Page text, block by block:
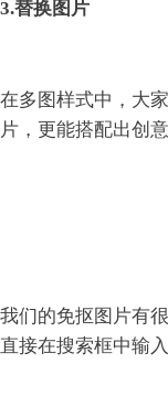
3.替换图片
在多图样式中，大
片，更能搭配出创意
我们的免抠图片有
直接在搜索框中输